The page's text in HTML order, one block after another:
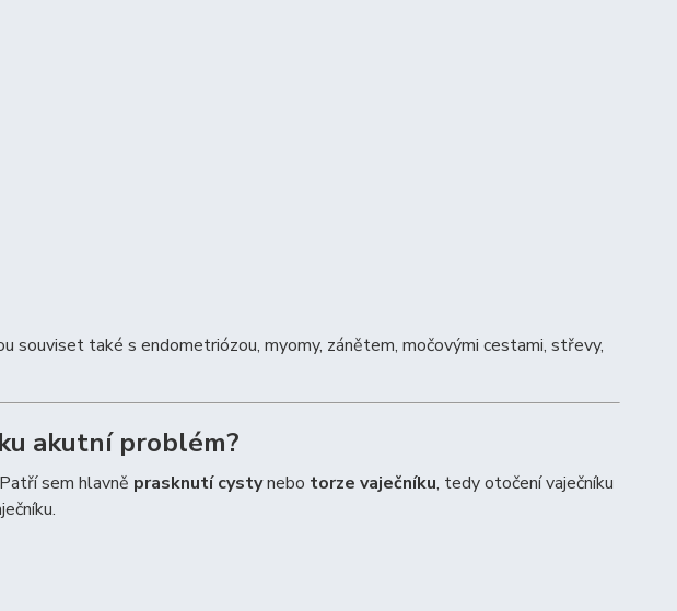
souviset také s endometriózou, myomy, zánětem, močovými cestami, střevy,
akutní problém?
sem hlavně prasknutí cystynebo torze vaječníku, tedy otočení vaječníku